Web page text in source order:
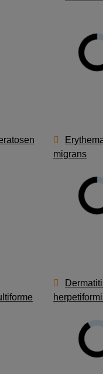
migrans